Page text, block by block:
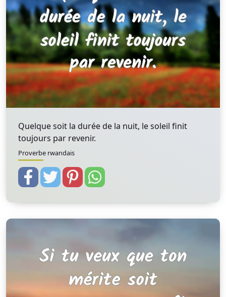
Quelque soit la durée de la nuit, le soleil finit
toujours par revenir.
Proverbe rwandais